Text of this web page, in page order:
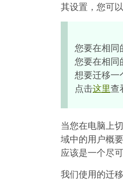
其设置，您可
您要在相同
您要在相同
想要迁移一
点击这里查
当您在电脑上
域中的用户概
应该是一个尽
我们使用的迁